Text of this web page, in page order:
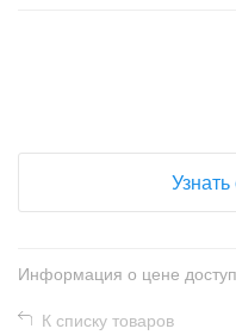
Информация о цене
К списку товаров